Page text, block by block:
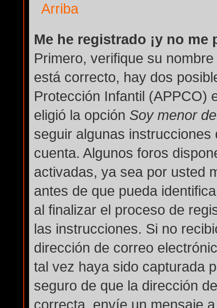
Arriba
Me he registrado ¡y no
Primero, verifique su
está correcto, hay dos
Protección Infantil (APPCO)
eligió la opción Soy menor
seguir algunas
cuenta. Algunos foros
activadas, ya sea por usted
antes de que pueda
al finalizar el proceso de
las instrucciones. Si no
dirección de correo
tal vez haya sido capturada
seguro de que la dirección
correcta, envíe un mensaje